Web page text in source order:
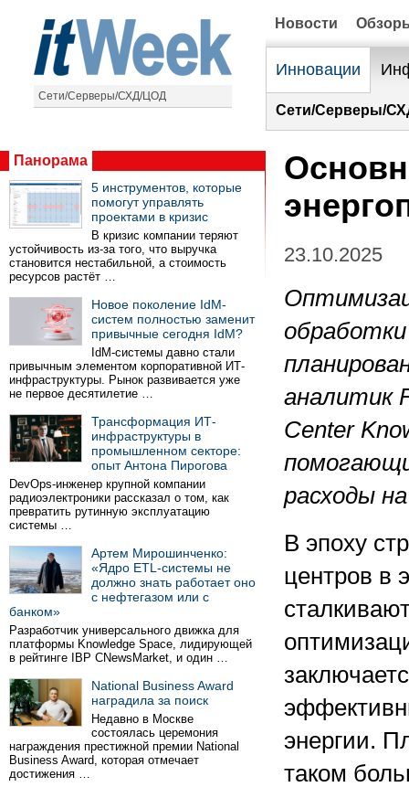
Сети/Серверы/СХД/ЦОД
Новости
Инновации
Сети/Серверы/
Панорама
5 инструментов, которые
помогут управлять
проектами в кризис
В кризис компании теряют
устойчивость из-за того, что выручка
становится нестабильной, а стоимость
ресурсов растёт …
Новое поколение IdM-
систем полностью заменит
привычные сегодня IdM?
IdM-системы давно стали
привычным элементом корпоративной ИТ-
инфраструктуры. Рынок развивается уже
не первое десятилетие …
Трансформация ИТ-
инфраструктуры в
промышленном секторе:
опыт Антона Пирогова
DevOps-инженер крупной компании
радиоэлектроники рассказал о том, как
превратить рутинную эксплуатацию
системы …
Артем Мирошинченко:
«Ядро ETL-системы не
должно знать работает оно
с нефтегазом или с
банком»
Разработчик универсального движка для
платформы Knowledge Space, лидирующей
в рейтинге IBP CNewsMarket, и один …
National Business Award
наградила за поиск
Недавно в Москве
состоялась церемония
награждения престижной премии National
Business Award, которая отмечает
достижения …
23.10.2025
аналитик
Center
расходы
В эпоху
центров в
энергии.
таком